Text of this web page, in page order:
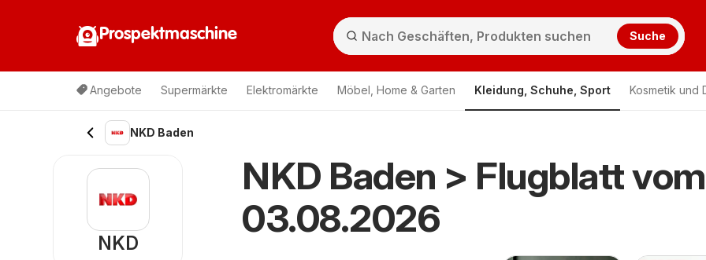
Prospektmaschine Suche
Angebote Supermärkte Elektromärkte Möbel, Home & Garten Kleidung, Schuhe, Sport Kosmetik und
NKD Baden
NKD Baden > Flugblatt vom
03.08.2026
NKD